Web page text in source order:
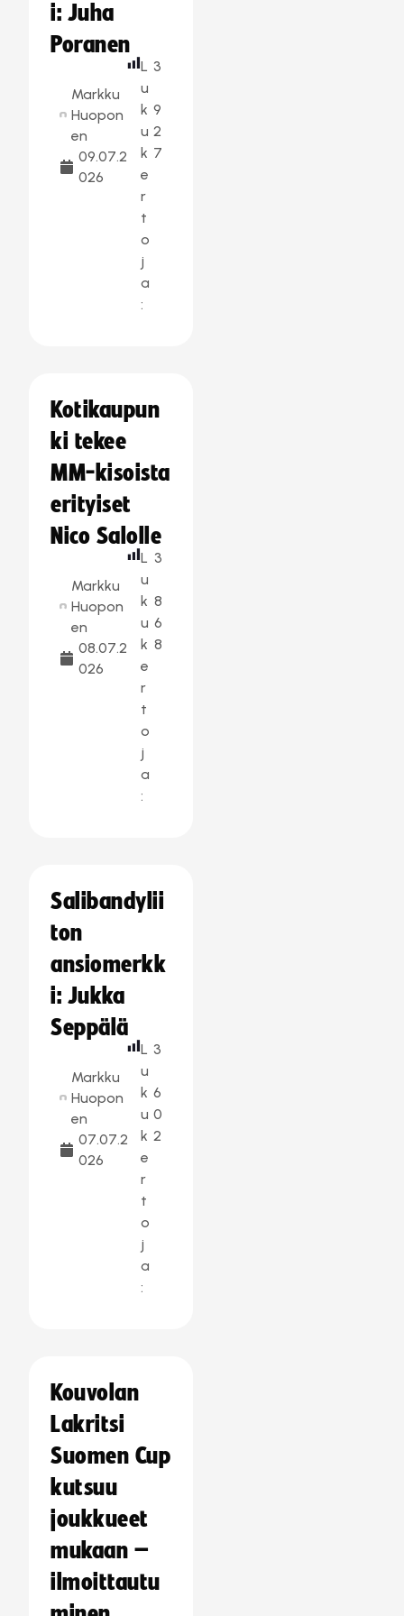
i: Juha
Poranen
Markku
Huopon
en
09.07.2
026
L
u
k
u
k
e
r
t
o
j
a
:
3
9
2
7
Kotikaupun
ki tekee
MM-kisoista
erityiset
Nico Salolle
Markku
Huopon
en
08.07.2
026
L
u
k
u
k
e
r
t
o
j
a
:
3
8
6
8
Salibandylii
ton
ansiomerkk
i: Jukka
Seppälä
Markku
Huopon
en
07.07.2
026
L
u
k
u
k
e
r
t
o
j
a
:
3
6
0
2
Kouvolan
Lakritsi
Suomen Cup
kutsuu
joukkueet
mukaan –
ilmoittautu